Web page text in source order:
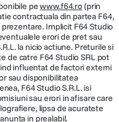
pewww.f64.ro(prin
contractuala din partea F64,
Implicit F64 Studio
erori de pret sau
la nicio actiune. Preturile si
de catre F64 Studio SRL pot
influentat de factori externi
sau disponibilitatea
F64 Studio S.R.L. isi
sau erori in afisare care
lipsa de acuratete
in prealabil.